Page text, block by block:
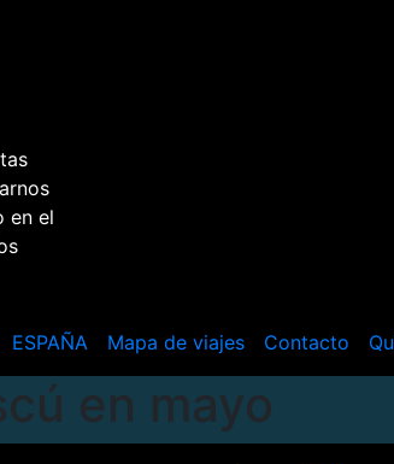
en el
ESPAÑA Mapa de viajes Contacto
en mayo